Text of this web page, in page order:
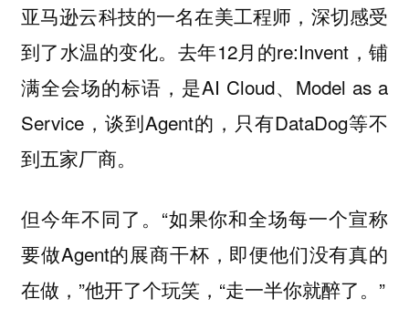
亚马逊云科技的一名在美工程师，深切感受
到了水温的变化。去年12月的re:Invent，铺
满全会场的标语，是AI Cloud、Model as a
Service，谈到Agent的，只有DataDog等不
到五家厂商。
但今年不同了。“如果你和全场每一个宣称
要做Agent的展商干杯，即便他们没有真的
在做，”他开了个玩笑，“走一半你就醉了。”